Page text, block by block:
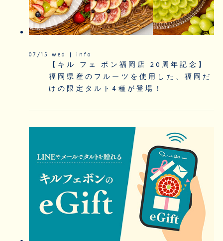
07/15 wed | info
【キル フェ ボン福岡店 20周年記念】
福岡県産のフルーツを使用した、福岡だ
けの限定タルト4種が登場！